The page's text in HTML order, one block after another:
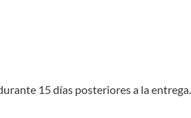
15 días posteriores a la